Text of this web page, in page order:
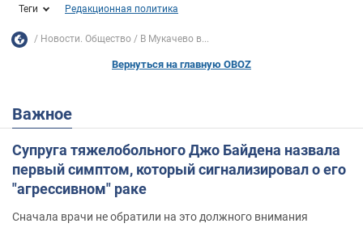
Теги Редакционная политика
Новости. Общество В Мукачево в...
Вернуться на главную OBOZ
Важное
Супруга тяжелобольного Джо Байдена назвала
первый симптом, который сигнализировал о его
"агрессивном" раке
Сначала врачи не обратили на это должного внимания